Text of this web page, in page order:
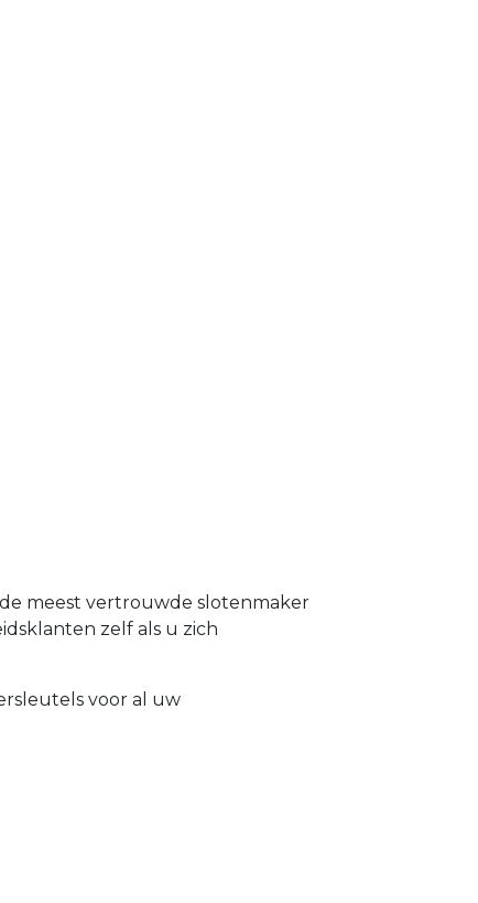
meest vertrouwde slotenmaker
zelf als u zich
voor al uw